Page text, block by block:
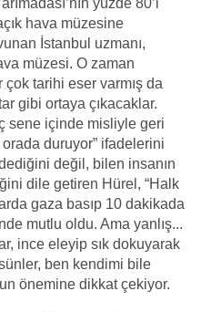
yüzde 80’i
hava müzesine
İstanbul uzmanı,
müzesi. O zaman
tarihi eser varmış da
gibi ortaya çıkacaklar.
sene içinde misliyle geri
duruyor” ifadelerini
değil, bilen insanın
dile getiren Hürel, “Halk
gaza basıp 10 dakikada
mutlu oldu. Ama yanlış...
ince eleyip sık dokuyarak
ben kendimi bile
önemine dikkat çekiyor.